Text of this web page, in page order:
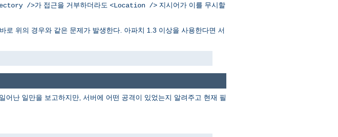
/>가 접근을 거부하더라도 <Location /> 지시어가 이를 무시할
위의 경우와 같은 문제가 발생한다. 아파치 1.3 이상을 사용한다면 서
어난 일만을 보고하지만, 서버에 어떤 공격이 있었는지 알려주고 현재 필